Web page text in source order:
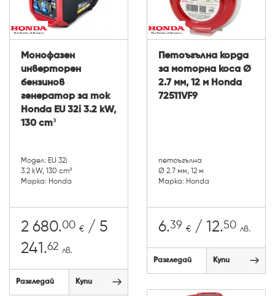
Монофазен
инверторен
бензинов
генератор за ток
Honda EU 32i 3.2 kW,
130 cm³
Модел: EU 32i
3.2 kW, 130 cm³
Марка: Honda
2 680.00 € / 5
241.62 лв.
Разгледай Купи
Петоъгълна корда
за моторна коса Ø
2.7 мм, 12 м Honda
72511VF9
петоъгълна
Ø 2.7 мм, 12 м
Марка: Honda
6.39 € / 12.50 лв.
Разгледай Купи